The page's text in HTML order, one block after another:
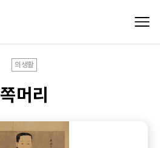
의생활
쪽머리